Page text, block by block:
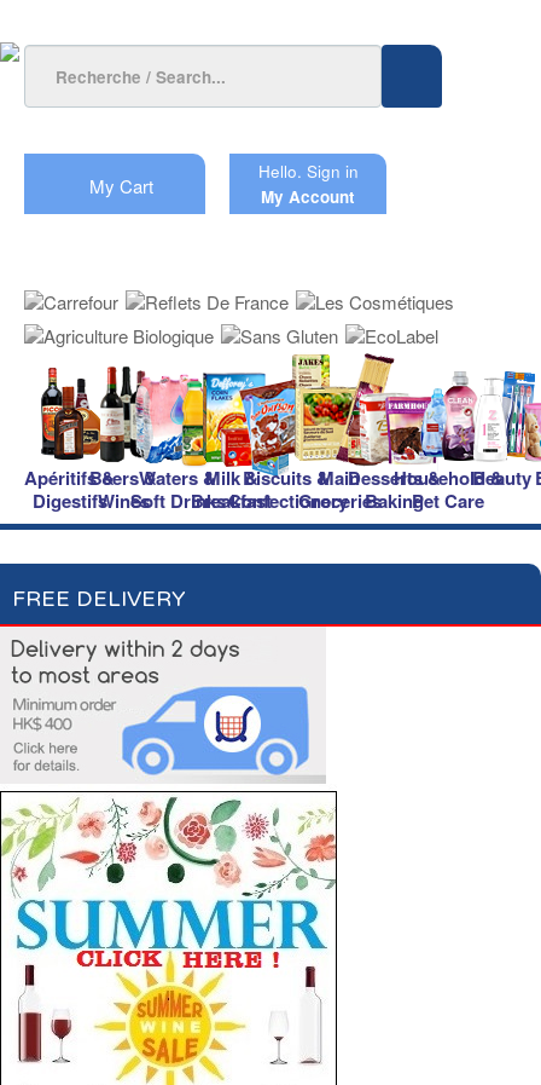
My Cart
Hello. Sign in
My Account
Apéritifs &
Digestifs
Beers &
Wines
Waters &
Soft Drinks
Milk &
Breakfast
Biscuits &
Confectionery
Main
Groceries
Desserts &
Baking
Household &
Pet Care
Beauty
FREE DELIVERY